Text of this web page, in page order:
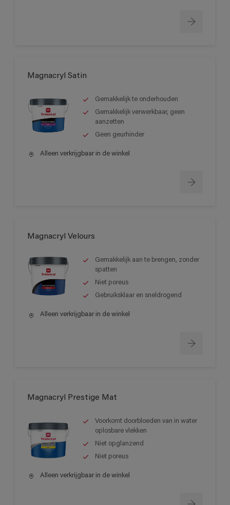
Magnacryl Satin
Gemakkelijk te onderhouden
Gemakkelijk verwerkbaar, geen
aanzetten
Geen geurhinder
Alleen verkrijgbaar in de winkel
Magnacryl Velours
Gemakkelijk aan te brengen, zonder
spatten
Niet poreus
Gebruiksklaar en sneldrogend
Alleen verkrijgbaar in de winkel
Magnacryl Prestige Mat
Voorkomt doorbloeden van in water
oplosbare vlekken
Niet opglanzend
Niet poreus
Alleen verkrijgbaar in de winkel